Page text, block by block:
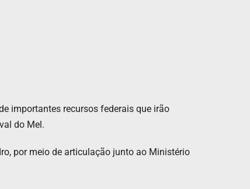
importantes recursos federais que irão
do Mel.
por meio de articulação junto ao Ministério